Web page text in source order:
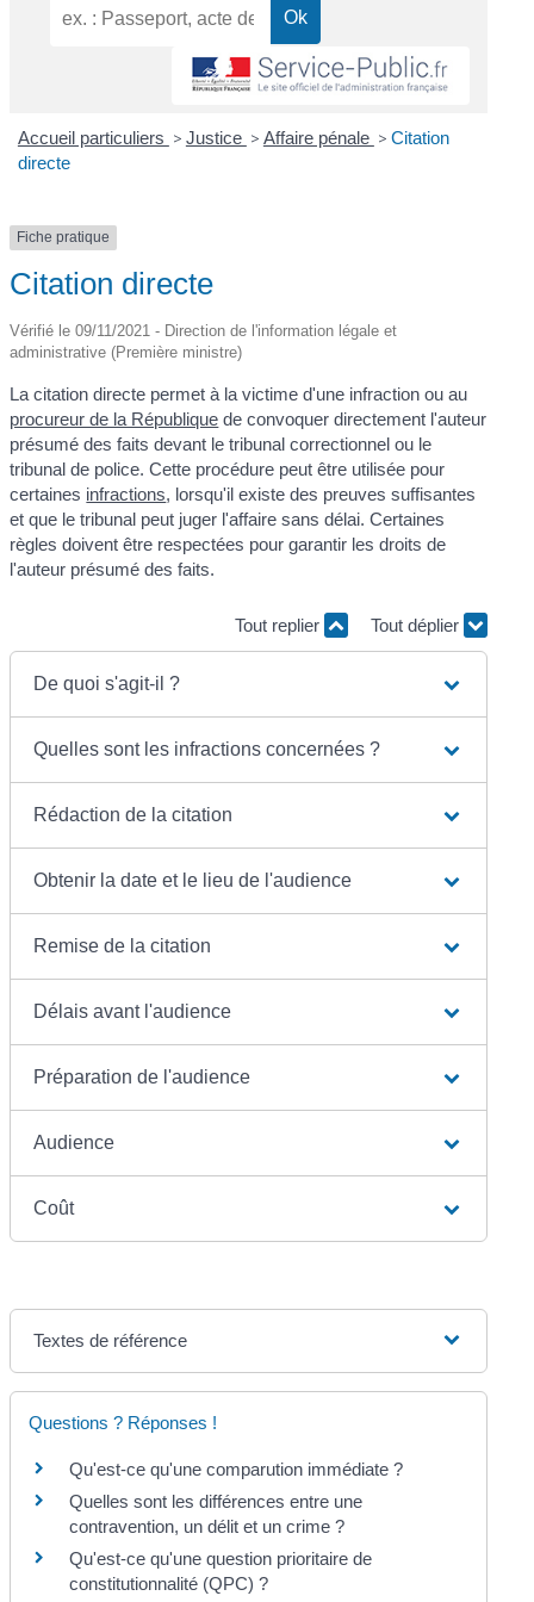
Accueil particuliers > Justice > Affaire pénale > Citation
directe
Fiche pratique
Citation directe
Vérifié le 09/11/2021 - Direction de l'information légale et
administrative (Première ministre)
La citation directe permet à la victime d'une infraction ou au
procureur de la République de convoquer directement l'auteur
présumé des faits devant le tribunal correctionnel ou le
tribunal de police. Cette procédure peut être utilisée pour
certaines infractions, lorsqu'il existe des preuves suffisantes
et que le tribunal peut juger l'affaire sans délai. Certaines
règles doivent être respectées pour garantir les droits de
l'auteur présumé des faits.
Tout replier Tout déplier
De quoi s'agit-il ?
Quelles sont les infractions concernées ?
Rédaction de la citation
Obtenir la date et le lieu de l'audience
Remise de la citation
Délais avant l'audience
Préparation de l'audience
Audience
Coût
Textes de référence
Questions ? Réponses !
Qu'est-ce qu'une comparution immédiate ?
Quelles sont les différences entre une
contravention, un délit et un crime ?
Qu'est-ce qu'une question prioritaire de
constitutionnalité (QPC) ?